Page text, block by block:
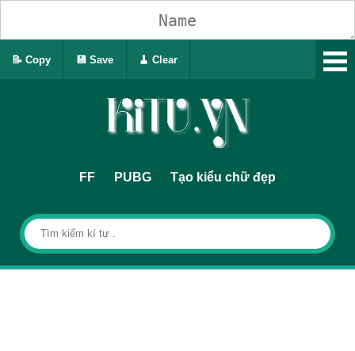
FF PUBG Tạo kiểu chữ đẹp
📝 Copy 💾 Save 🧹 Clear